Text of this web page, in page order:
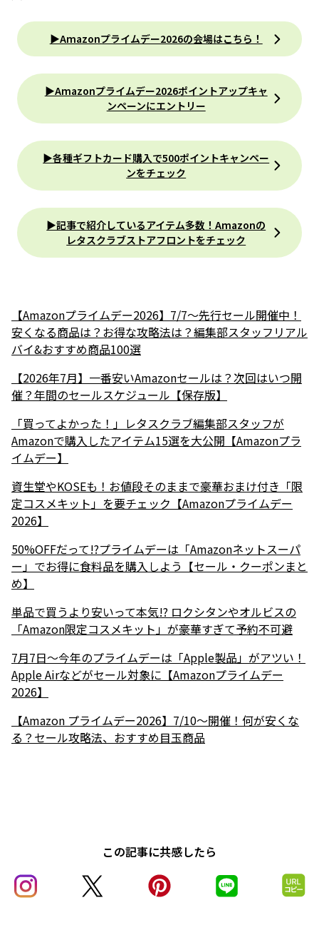
▶︎Amazonプライムデー2026の会場はこちら！
▶︎Amazonプライムデー2026ポイントアップキャ
ンペーンにエントリー
▶︎各種ギフトカード購入で500ポイントキャンペー
ンをチェック
▶︎記事で紹介しているアイテム多数！Amazonの
レタスクラブストアフロントをチェック
【Amazonプライムデー2026】7/7～先行セール開催中！
安くなる商品は？お得な攻略法は？編集部スタッフリアル
バイ&おすすめ商品100選
【2026年7月】一番安いAmazonセールは？次回はいつ開
催？年間のセールスケジュール【保存版】
「買ってよかった！」レタスクラブ編集部スタッフが
Amazonで購入したアイテム15選を大公開【Amazonプラ
イムデー】
資生堂やKOSEも！お値段そのままで豪華おまけ付き「限
定コスメキット」を要チェック【Amazonプライムデー
2026】
50%OFFだって!?プライムデーは「Amazonネットスーパ
ー」でお得に食料品を購入しよう【セール・クーポンまと
め】
単品で買うより安いって本気!? ロクシタンやオルビスの
「Amazon限定コスメキット」が豪華すぎて予約不可避
7月7日～今年のプライムデーは「Apple製品」がアツい！
Apple Airなどがセール対象に【Amazonプライムデー
2026】
【Amazon プライムデー2026】7/10～開催！何が安くな
る？セール攻略法、おすすめ目玉商品
この記事に共感したら